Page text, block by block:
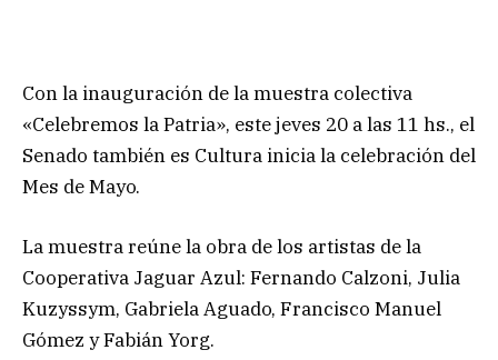
Con la inauguración de la muestra colectiva
«Celebremos la Patria», este jeves 20 a las 11 hs., el
Senado también es Cultura inicia la celebración del
Mes de Mayo.
La muestra reúne la obra de los artistas de la
Cooperativa Jaguar Azul: Fernando Calzoni, Julia
Kuzyssym, Gabriela Aguado, Francisco Manuel
Gómez y Fabián Yorg.